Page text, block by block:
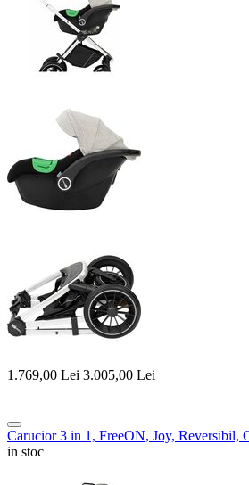
1.769,00 Lei 3.005,00 Lei
Carucior 3 in 1, FreeON, Joy, Reversibil,
in stoc